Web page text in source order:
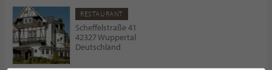
RESTAURANT
Scheffelstraße 41
42327 Wuppertal
Deutschland